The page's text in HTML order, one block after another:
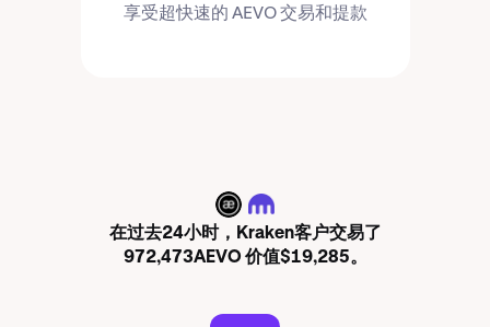
享受超快速的 AEVO 交易和提款
AEVO
在过去24小时，Kraken客户交易了
972,473AEVO 价值$19,285。